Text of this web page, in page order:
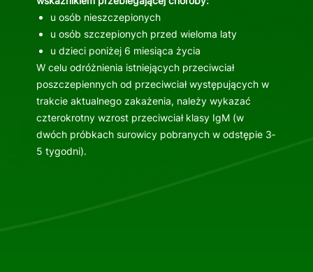
u osób nieszczepionych
u osób szczepionych przed wieloma laty
u dzieci poniżej 6 miesiąca życia
W celu odróżnienia istniejących przeciwciał
poszczepiennych od przeciwciał występujących w
trakcie aktualnego zakażenia, należy wykazać
czterokrotny wzrost przeciwciał klasy IgM (w
dwóch próbkach surowicy pobranych w odstępie 3‐
5 tygodni).